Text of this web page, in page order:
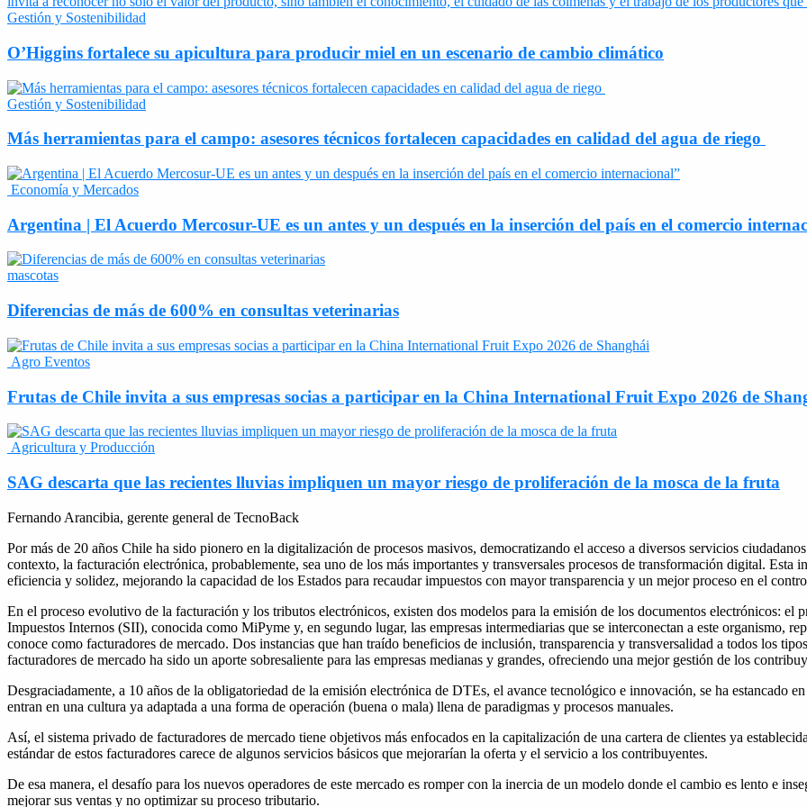
Gestión y Sostenibilidad
O’Higgins fortalece su apicultura para producir miel en un escenario de cambio climático
Gestión y Sostenibilidad
Más herramientas para el campo: asesores técnicos fortalecen capacidades en calidad del agua de riego
Economía y Mercados
Argentina | El Acuerdo Mercosur-UE es un antes y un después en la inserción del país en el comercio
mascotas
Diferencias de más de 600% en consultas veterinarias
Agro Eventos
Frutas de Chile invita a sus empresas socias a participar en la China International Fruit Expo 2026 de
Agricultura y Producción
SAG descarta que las recientes lluvias impliquen un mayor riesgo de proliferación de la mosca de la fruta
Fernando Arancibia, gerente general de TecnoBack
Por más de 20 años Chile ha sido pionero en la digitalización de procesos masivos, democratizando el acceso a diversos servicios
contexto, la facturación electrónica, probablemente, sea uno de los más importantes y transversales procesos de transformación digital. Esta
eficiencia y solidez, mejorando la capacidad de los Estados para recaudar impuestos con mayor transparencia y un mejor proceso en el
En el proceso evolutivo de la facturación y los tributos electrónicos, existen dos modelos para la emisión de los documentos electrónicos: el
Impuestos Internos (SII), conocida como MiPyme y, en segundo lugar, las empresas intermediarias que se interconectan a este organismo,
conoce como facturadores de mercado. Dos instancias que han traído beneficios de inclusión, transparencia y transversalidad a todos los
facturadores de mercado ha sido un aporte sobresaliente para las empresas medianas y grandes, ofreciendo una mejor gestión de los
Desgraciadamente, a 10 años de la obligatoriedad de la emisión electrónica de DTEs, el avance tecnológico e innovación, se ha estancado
entran en una cultura ya adaptada a una forma de operación (buena o mala) llena de paradigmas y procesos manuales.
Así, el sistema privado de facturadores de mercado tiene objetivos más enfocados en la capitalización de una cartera de clientes ya
estándar de estos facturadores carece de algunos servicios básicos que mejorarían la oferta y el servicio a los contribuyentes.
De esa manera, el desafío para los nuevos operadores de este mercado es romper con la inercia de un modelo donde el cambio es lento e
mejorar sus ventas y no optimizar su proceso tributario.